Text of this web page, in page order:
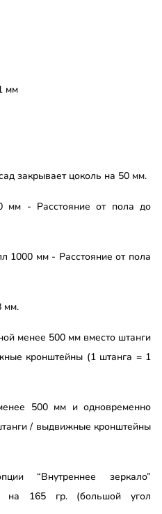
мм
закрывает цоколь на 50 мм.
- Расстояние от пола до
1000 мм - Расстояние от пола
мм.
менее 500 мм вместо штанги
кронштейны (1 штанга = 1
500 мм и одновременно
/ выдвижные кронштейны
“Внутреннее зеркало”
на 165 гр. (большой угол